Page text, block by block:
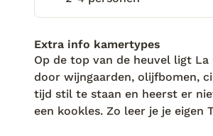
wat er hier allemaal gebeurd is
plekje, vol herinneringen! Wat
net zo hebben genoten van
doe.
Extra info kamertypes
Op de top van de heuvel ligt
door wijngaarden, olijfbomen,
tijd stil te staan en heerst er
een kookles. Zo leer je je eigen